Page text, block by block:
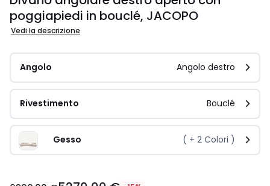
poggiapiedi in bouclé, JACOPO
Vedi la descrizione
Angolo Angolo destro
Rivestimento Bouclé
Gesso ( + 2 Colori )